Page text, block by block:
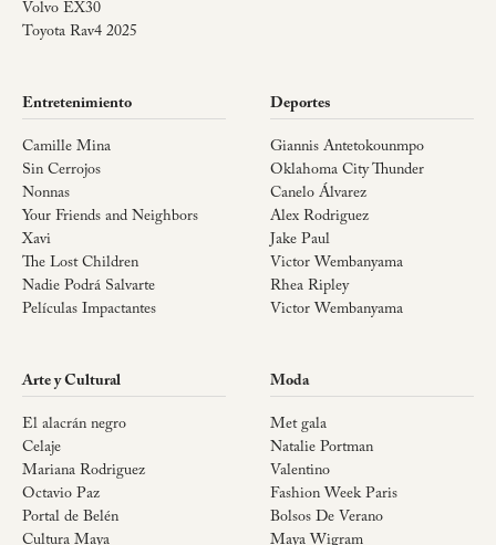
Volvo EX30
Toyota Rav4 2025
Entretenimiento
Camille Mina
Sin Cerrojos
Nonnas
Your Friends and Neighbors
Xavi
The Lost Children
Nadie Podrá Salvarte
Películas Impactantes
Deportes
Giannis Antetokounmpo
Oklahoma City Thunder
Canelo Álvarez
Alex Rodriguez
Jake Paul
Victor Wembanyama
Rhea Ripley
Victor Wembanyama
Arte y Cultural
El alacrán negro
Celaje
Mariana Rodriguez
Octavio Paz
Portal de Belén
Cultura Maya
Moda
Met gala
Natalie Portman
Valentino
Fashion Week Paris
Bolsos De Verano
Maya Wigram